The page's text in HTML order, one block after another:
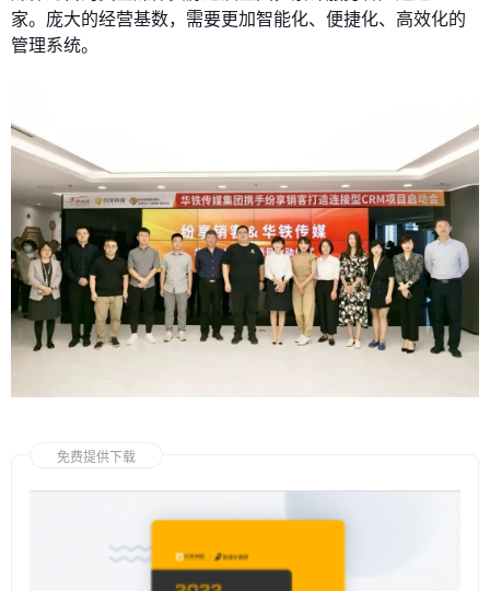
家。庞大的经营基数，需要更加智能化、便捷化、高效化的
管理系统。
免费提供下载